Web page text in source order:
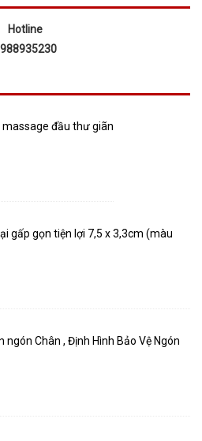
Hotline
massage đầu thư giãn
gấp gọn tiện lợi 7,5 x 3,3cm (màu
ngón Chân , Định Hình Bảo Vệ Ngón